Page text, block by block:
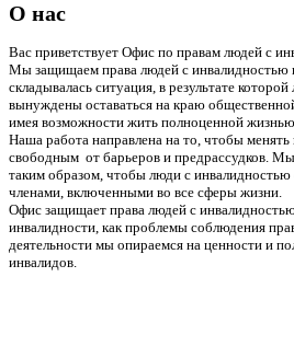
О нас
Вас приветствует Офис по правам людей с
Мы защищаем права людей с инвалидностью
складывалась ситуация, в результате
вынуждены оставаться на краю
имея возможности жить полноценной
Наша работа направлена на то, чтобы
свободным от барьеров и предрассудков.
таким образом, чтобы люди с инвалидностью
членами, включенными во все сферы жизни.
Офис защищает права людей с
инвалидности, как проблемы соблюдения
деятельности мы опираемся на ценности и
инвалидов.